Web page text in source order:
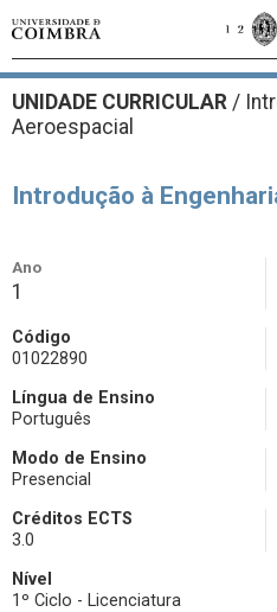
UNIDADE CURRICULAR /
Aeroespacial
Introdução à
Ano
1
Código
01022890
Língua de Ensino
Português
Modo de Ensino
Presencial
Créditos ECTS
3.0
Nível
1º Ciclo - Licenciatura